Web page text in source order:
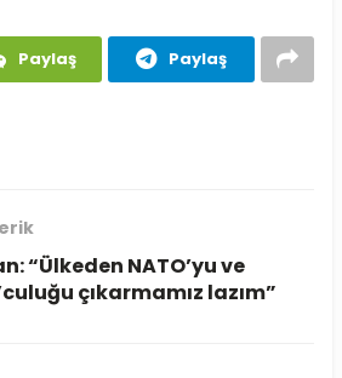
Paylaş Paylaş
“Ülkeden NATO’yu ve
çıkarmamız lazım”